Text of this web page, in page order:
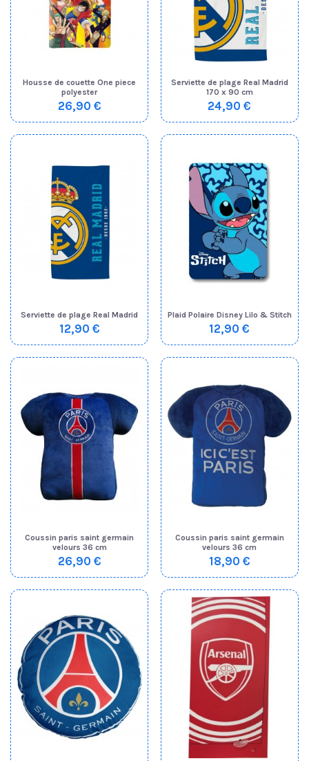
Housse de couette One piece
polyester
26,90 €
Serviette de plage Real Madrid
170 x 90 cm
24,90 €
Serviette de plage Real Madrid
12,90 €
Plaid Polaire Disney Lilo & Stitch
12,90 €
Coussin paris saint germain
velours 36 cm
26,90 €
Coussin paris saint germain
velours 36 cm
18,90 €